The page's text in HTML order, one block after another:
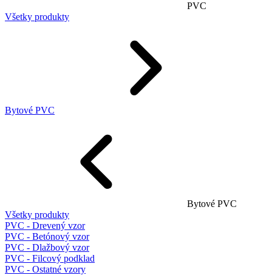
PVC
Všetky produkty
Bytové PVC
Bytové PVC
Všetky produkty
PVC - Drevený vzor
PVC - Betónový vzor
PVC - Dlažbový vzor
PVC - Filcový podklad
PVC - Ostatné vzory